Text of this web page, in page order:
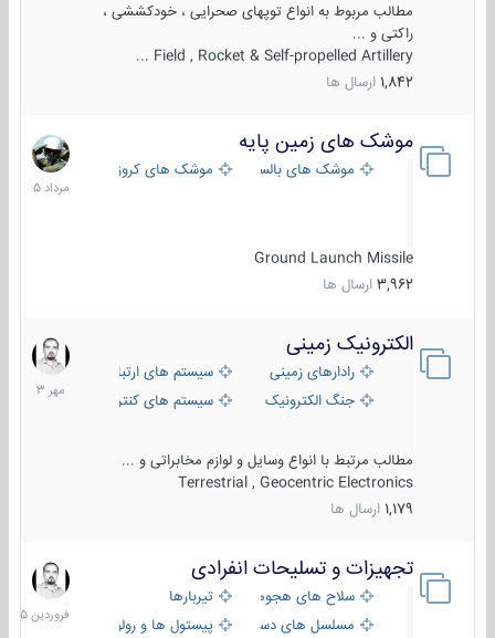
مطالب مربوط به انواع توپهای صحرایی ، خودکششی ،
راکتی و ...
Field , Rocket & Self-propelled Artillery ...
1,842 ارسال ها
موشک های زمین پایه
موشک های بالستیک موشک های کروز
Ground Launch Missile
3,962 ارسال ها
2
مرداد
1405
الکترونیک زمینی
رادارهای زمینی
سیستم های ارتباطی و جمع آوری
جنگ الکترونیک
سیستم های کنترل آتش و تجهیزات
مطالب مرتبط با انواع وسایل و لوازم مخابراتی و ...
Terrestrial , Geocentric Electronics
1,179 ارسال ها
1
مهر
1403
تجهیزات و تسلیحات انفرادی
سلاح های هجومی
تیربارها
مسلسل های دستی
پیستول ها و رولورها
17
فروردین
1405